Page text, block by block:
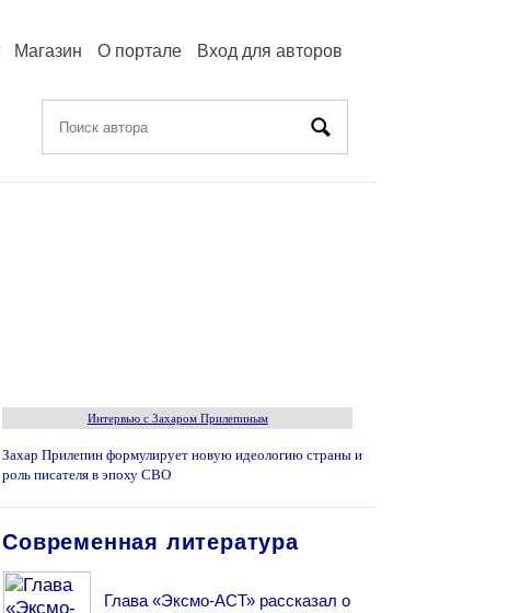
Магазин О портале Вход для авторов
Интервью с Захаром Прилепиным
Захар Прилепин формулирует новую идеологию страны и
роль писателя в эпоху СВО
Современная литература
Глава «Эксмо-АСТ» рассказал о